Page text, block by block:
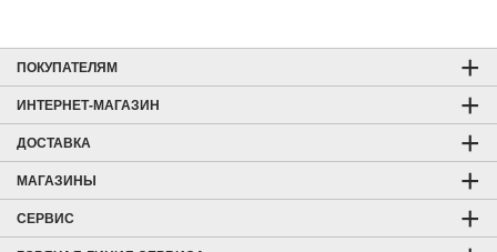
ПОКУПАТЕЛЯМ
ИНТЕРНЕТ-МАГАЗИН
ДОСТАВКА
МАГАЗИНЫ
СЕРВИС